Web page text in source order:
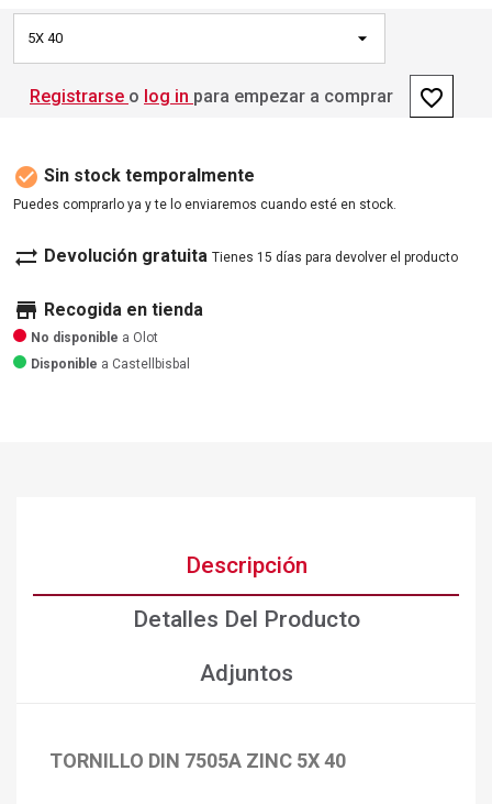
5X 40
Registrarse o log in para empezar a comprar favorite_border
check_circle Sin stock temporalmente
Puedes comprarlo ya y te lo enviaremos cuando esté en stock.
sync_alt Devolución gratuita Tienes 15 días para devolver el producto
store Recogida en tienda
No disponible a Olot
Disponible a Castellbisbal
Descripción
Detalles Del Producto
Adjuntos
TORNILLO DIN 7505A ZINC 5X 40